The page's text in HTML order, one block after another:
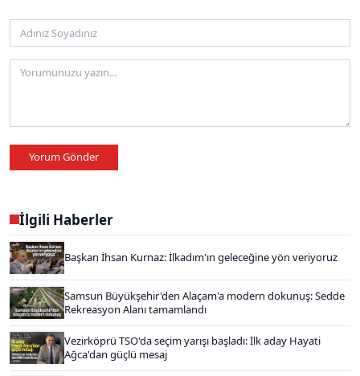
Yorum Gönder
İlgili Haberler
Başkan İhsan Kurnaz: İlkadım'ın geleceğine yön veriyoruz
Samsun Büyükşehir'den Alaçam'a modern dokunuş: Sedde
Rekreasyon Alanı tamamlandı
Vezirköprü TSO'da seçim yarışı başladı: İlk aday Hayati
Ağca'dan güçlü mesaj